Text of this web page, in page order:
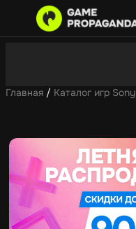
Главная / Каталог игр Sony